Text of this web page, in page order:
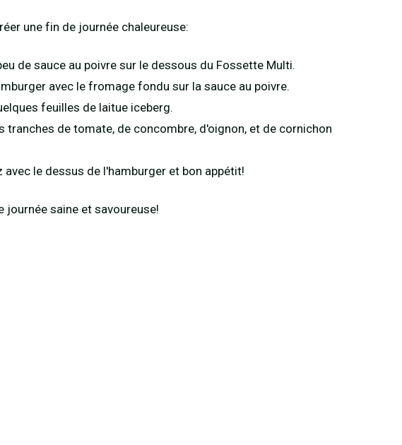
une fin de journée chaleureuse:
de sauce au poivre sur le dessous du Fossette Multi.
avec le fromage fondu sur la sauce au poivre.
feuilles de laitue iceberg.
tranches de tomate, de concombre, d'oignon, et de cornichon
avec le dessus de l'hamburger et bon appétit!
journée saine et savoureuse!